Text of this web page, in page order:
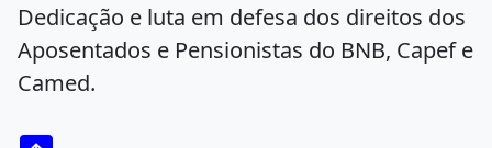
Dedicação e luta em defesa dos direitos dos
Aposentados e Pensionistas do BNB, Capef e
Camed.